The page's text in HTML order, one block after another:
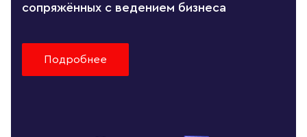
сопряжённых с ведением бизнеса
Подробнее